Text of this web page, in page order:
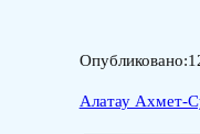
Опубликовано:
Алатау Ахмет-